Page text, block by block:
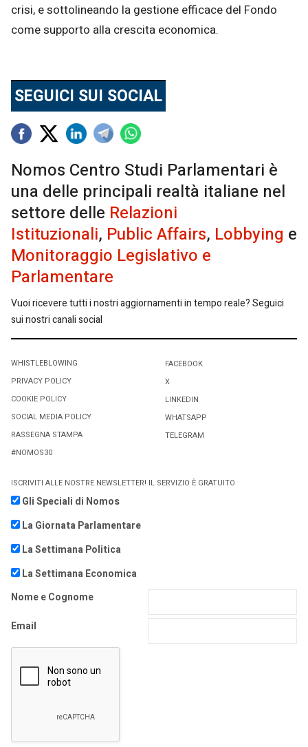
crisi, e sottolineando la gestione efficace del Fondo
come supporto alla crescita economica.
SEGUICI SUI SOCIAL
Nomos Centro Studi Parlamentari è
una delle principali realtà italiane nel
settore delle Relazioni
Istituzionali, Public Affairs, Lobbying e
Monitoraggio Legislativo e
Parlamentare
Vuoi ricevere tutti i nostri aggiornamenti in tempo reale? Seguici
sui nostri canali social
WHISTLEBLOWING
PRIVACY POLICY
COOKIE POLICY
SOCIAL MEDIA POLICY
RASSEGNA STAMPA
#NOMOS30
FACEBOOK
X
LINKEDIN
WHATSAPP
TELEGRAM
ISCRIVITI ALLE NOSTRE NEWSLETTER! IL SERVIZIO È GRATUITO
Gli Speciali di Nomos
La Giornata Parlamentare
La Settimana Politica
La Settimana Economica
Nome e Cognome
Email